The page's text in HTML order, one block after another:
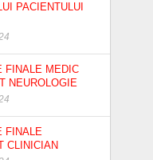
PACIENTULUI
FINALE MEDIC
NEUROLOGIE
FINALE
CLINICIAN